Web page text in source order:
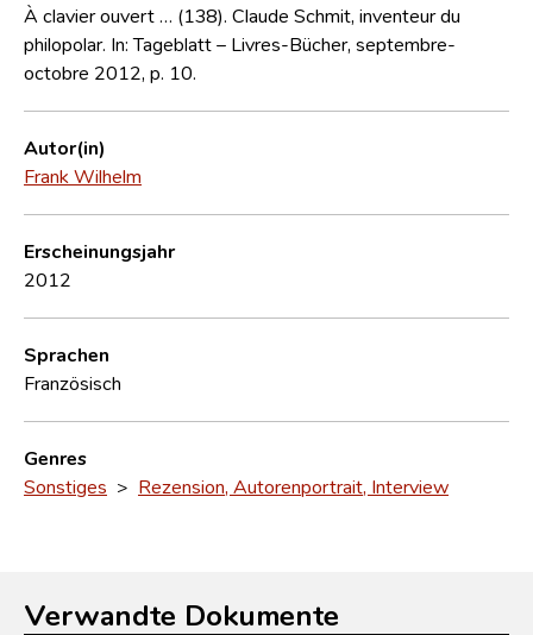
Kontakt
À clavier ouvert … (138). Claude Schmit, inventeur du
philopolar. In: Tageblatt – Livres-Bücher, septembre-
octobre 2012, p. 10.
Autor(in)
Frank Wilhelm
Erscheinungsjahr
2012
Sprachen
Französisch
Genres
Sonstiges > Rezension, Autorenportrait, Interview
Verwandte Dokumente